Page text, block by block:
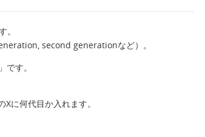
second generationなど）。
す。
に何代目か入れます。